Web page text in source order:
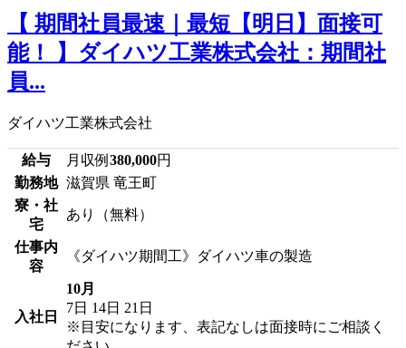
【 期間社員最速｜最短【明日】面接可
能！ 】ダイハツ工業株式会社：期間社
員...
ダイハツ工業株式会社
給与 月収例 380,000円
勤務地 滋賀県 竜王町
寮・社
宅
あり（無料）
仕事内
容
《ダイハツ期間工》ダイハツ車の製造
入社日
10月
7日 14日 21日
※目安になります、表記なしは面接時にご相談く